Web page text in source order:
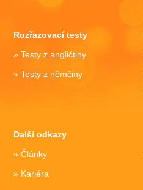
Rozřazovací testy
Testy z angličtiny
Testy z němčiny
Další odkazy
Články
Kariéra